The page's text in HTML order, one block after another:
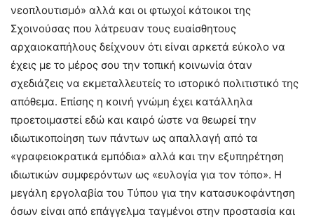
νεοπλουτισμό» αλλά και οι φτωχοί κάτοικοι της
Σχοινούσας που λάτρευαν τους ευαίσθητους
αρχαιοκαπήλους δείχνουν ότι είναι αρκετά εύκολο να
έχεις με το μέρος σου την τοπική κοινωνία όταν
σχεδιάζεις να εκμεταλλευτείς το ιστορικό πολιτιστικό της
απόθεμα. Επίσης η κοινή γνώμη έχει κατάλληλα
προετοιμαστεί εδώ και καιρό ώστε να θεωρεί την
ιδιωτικοποίηση των πάντων ως απαλλαγή από τα
«γραφειοκρατικά εμπόδια» αλλά και την εξυπηρέτηση
ιδιωτικών συμφερόντων ως «ευλογία για τον τόπο». Η
μεγάλη εργολαβία του Τύπου για την κατασυκοφάντηση
όσων είναι από επάγγελμα ταγμένοι στην προστασία και